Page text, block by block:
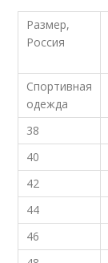
Размер,
Россия
Спортивная
одежда
38
40
42
44
46